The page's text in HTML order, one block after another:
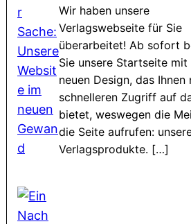
Wir haben unsere
Verlagswebseite für Sie
überarbeitet! Ab sofort
Sie unsere Startseite mit
neuen Design, das Ihnen
schnelleren Zugriff auf
bietet, weswegen die
die Seite aufrufen:
Verlagsprodukte. […]